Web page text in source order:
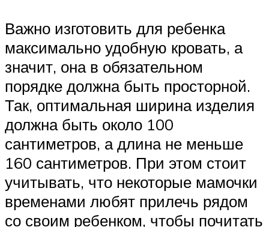
Важно изготовить для ребенка
максимально удобную кровать, а
значит, она в обязательном
порядке должна быть просторной.
Так, оптимальная ширина изделия
должна быть около 100
сантиметров, а длина не меньше
160 сантиметров. При этом стоит
учитывать, что некоторые мамочки
временами любят прилечь рядом
со своим ребенком, чтобы почитать